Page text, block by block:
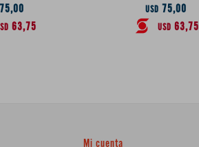
75,00
63,75
USD 75,00
USD 63,75
Mi cuenta